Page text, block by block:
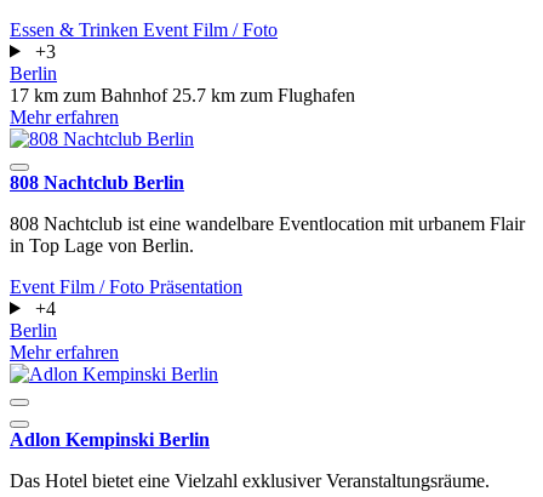
Essen & Trinken Event Film / Foto
+3
Berlin
17 km zum Bahnhof 25.7 km zum Flughafen
Mehr erfahren
808 Nachtclub Berlin
808 Nachtclub ist eine wandelbare Eventlocation mit urbanem Flair
in Top Lage von Berlin.
Event Film / Foto Präsentation
+4
Berlin
Mehr erfahren
Adlon Kempinski Berlin
Das Hotel bietet eine Vielzahl exklusiver Veranstaltungsräume.